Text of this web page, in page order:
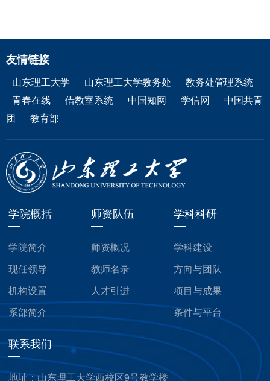
友情链接
山东理工大学 山东理工大学教务处
教务处管理系统
青春在线
借教室系统 中国知网 学信网
中国共青
团
教育部
学院概括
学院简介
现任领导
机构设置
系部简介
师资队伍
师资概况
教师名录
人才引进
学科科研
学科建设
方向与团队
项目与成果
条件与平台
联系我们
地址：山东理工大学西校区9号教学楼